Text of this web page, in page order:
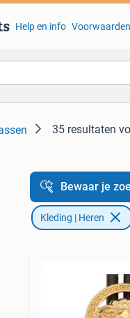
Help en info Voorwaarden
35 resultaten
Bewaar je
Kleding | Heren